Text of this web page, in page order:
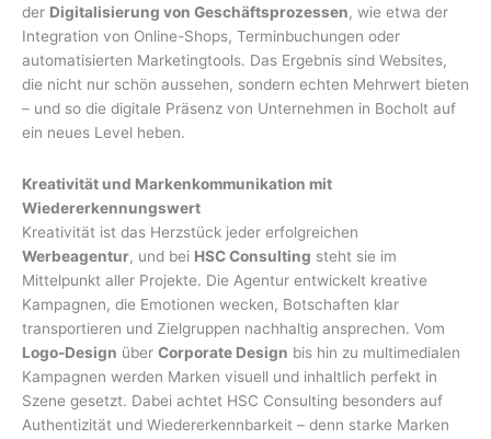
der Digitalisierung von Geschäftsprozessen, wie etwa der
Integration von Online-Shops, Terminbuchungen oder
automatisierten Marketingtools. Das Ergebnis sind Websites,
die nicht nur schön aussehen, sondern echten Mehrwert bieten
– und so die digitale Präsenz von Unternehmen in Bocholt auf
ein neues Level heben.
Kreativität und Markenkommunikation mit
Wiedererkennungswert
Kreativität ist das Herzstück jeder erfolgreichen
Werbeagentur, und bei HSC Consulting steht sie im
Mittelpunkt aller Projekte. Die Agentur entwickelt kreative
Kampagnen, die Emotionen wecken, Botschaften klar
transportieren und Zielgruppen nachhaltig ansprechen. Vom
Logo-Design über Corporate Design bis hin zu multimedialen
Kampagnen werden Marken visuell und inhaltlich perfekt in
Szene gesetzt. Dabei achtet HSC Consulting besonders auf
Authentizität und Wiedererkennbarkeit – denn starke Marken